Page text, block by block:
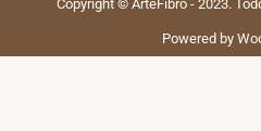
Copyright © ArteFibro - 2023.
Powered by